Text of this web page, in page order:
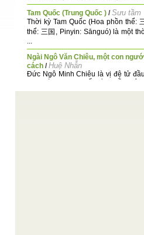
Tam Quốc (Trung Quốc ) /Sưu tầm
Thời kỳ Tam Quốc (Hoa phồn thể:
thể: 三国, Pinyin: Sānguó) là một
...
Ngài Ngô Văn Chiêu, một con
cách /Huệ Nhẫn
Đức Ngô Minh Chiêu là vị đệ tử